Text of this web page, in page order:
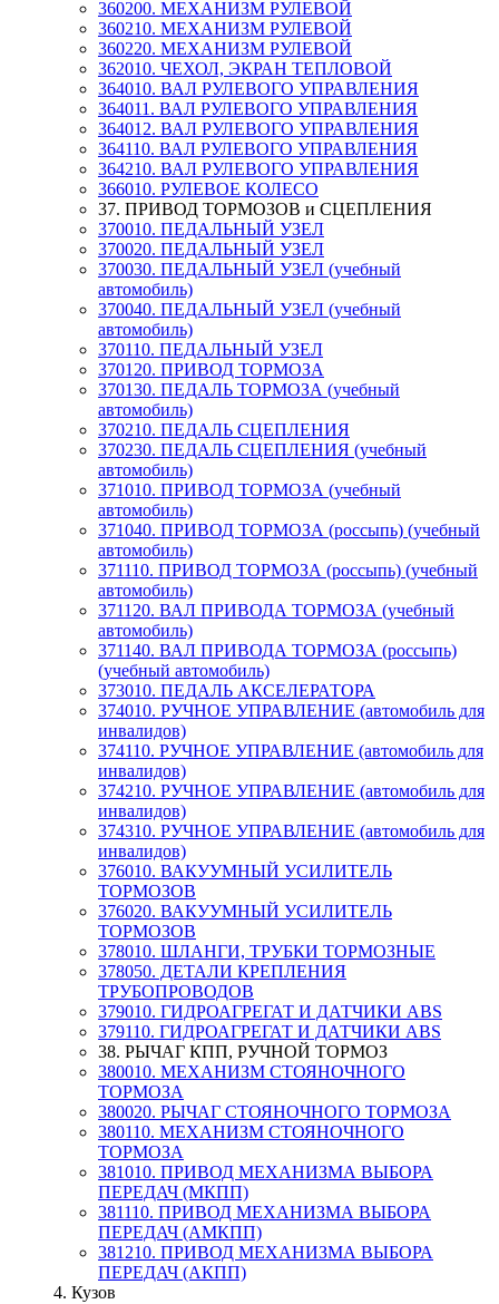
360200. МЕХАНИЗМ РУЛЕВОЙ
360210. МЕХАНИЗМ РУЛЕВОЙ
360220. МЕХАНИЗМ РУЛЕВОЙ
362010. ЧЕХОЛ, ЭКРАН ТЕПЛОВОЙ
364010. ВАЛ РУЛЕВОГО УПРАВЛЕНИЯ
364011. ВАЛ РУЛЕВОГО УПРАВЛЕНИЯ
364012. ВАЛ РУЛЕВОГО УПРАВЛЕНИЯ
364110. ВАЛ РУЛЕВОГО УПРАВЛЕНИЯ
364210. ВАЛ РУЛЕВОГО УПРАВЛЕНИЯ
366010. РУЛЕВОЕ КОЛЕСО
37. ПРИВОД ТОРМОЗОВ и СЦЕПЛЕНИЯ
370010. ПЕДАЛЬНЫЙ УЗЕЛ
370020. ПЕДАЛЬНЫЙ УЗЕЛ
370030. ПЕДАЛЬНЫЙ УЗЕЛ (учебный
автомобиль)
370040. ПЕДАЛЬНЫЙ УЗЕЛ (учебный
автомобиль)
370110. ПЕДАЛЬНЫЙ УЗЕЛ
370120. ПРИВОД ТОРМОЗА
370130. ПЕДАЛЬ ТОРМОЗА (учебный
автомобиль)
370210. ПЕДАЛЬ СЦЕПЛЕНИЯ
370230. ПЕДАЛЬ СЦЕПЛЕНИЯ (учебный
автомобиль)
371010. ПРИВОД ТОРМОЗА (учебный
автомобиль)
371040. ПРИВОД ТОРМОЗА (россыпь) (учебный
автомобиль)
371110. ПРИВОД ТОРМОЗА (россыпь) (учебный
автомобиль)
371120. ВАЛ ПРИВОДА ТОРМОЗА (учебный
автомобиль)
371140. ВАЛ ПРИВОДА ТОРМОЗА (россыпь)
(учебный автомобиль)
373010. ПЕДАЛЬ АКСЕЛЕРАТОРА
374010. РУЧНОЕ УПРАВЛЕНИЕ (автомобиль для
инвалидов)
374110. РУЧНОЕ УПРАВЛЕНИЕ (автомобиль для
инвалидов)
374210. РУЧНОЕ УПРАВЛЕНИЕ (автомобиль для
инвалидов)
374310. РУЧНОЕ УПРАВЛЕНИЕ (автомобиль для
инвалидов)
376010. ВАКУУМНЫЙ УСИЛИТЕЛЬ
ТОРМОЗОВ
376020. ВАКУУМНЫЙ УСИЛИТЕЛЬ
ТОРМОЗОВ
378010. ШЛАНГИ, ТРУБКИ ТОРМОЗНЫЕ
378050. ДЕТАЛИ КРЕПЛЕНИЯ
ТРУБОПРОВОДОВ
379010. ГИДРОАГРЕГАТ И ДАТЧИКИ АВS
379110. ГИДРОАГРЕГАТ И ДАТЧИКИ АВS
38. РЫЧАГ КПП, РУЧНОЙ ТОРМОЗ
380010. МЕХАНИЗМ СТОЯНОЧНОГО
ТОРМОЗА
380020. РЫЧАГ СТОЯНОЧНОГО ТОРМОЗА
380110. МЕХАНИЗМ СТОЯНОЧНОГО
ТОРМОЗА
381010. ПРИВОД МЕХАНИЗМА ВЫБОРА
ПЕРЕДАЧ (МКПП)
381110. ПРИВОД МЕХАНИЗМА ВЫБОРА
ПЕРЕДАЧ (АМКПП)
381210. ПРИВОД МЕХАНИЗМА ВЫБОРА
ПЕРЕДАЧ (АКПП)
4. Кузов